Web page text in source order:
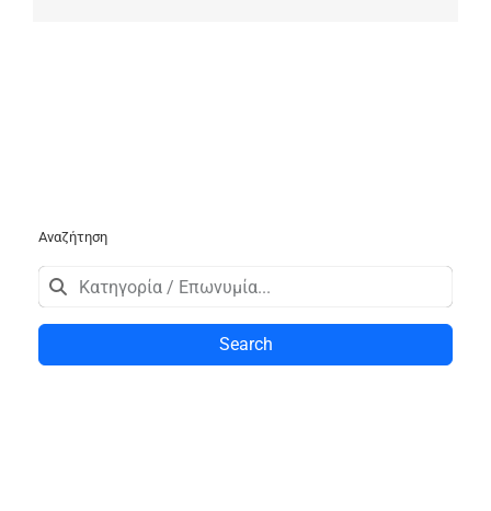
Αναζήτηση
Search